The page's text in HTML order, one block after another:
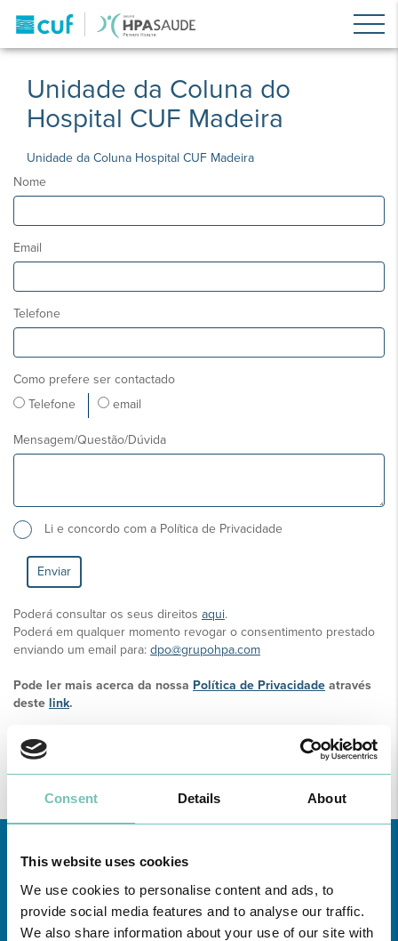
Consent Details About
This website uses cookies
We use cookies to personalise content and ads, to
provide social media features and to analyse our traffic.
We also share information about your use of our site with
Unidade da Coluna do
Hospital CUF Madeira
Unidade da Coluna Hospital CUF Madeira
Nome
Email
Telefone
Como prefere ser contactado
Telefone
email
Mensagem/Questão/Dúvida
Li e concordo com a Política de Privacidade
Poderá consultar os seus direitos aqui.
Poderá em qualquer momento revogar o consentimento prestado
enviando um email para: dpo@grupohpa.com
Pode ler mais acerca da nossa Política de Privacidade através
deste link.